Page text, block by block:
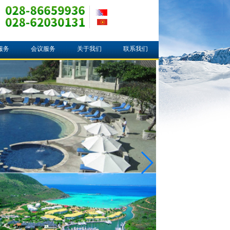
务 会议服务 关于我们 联系我们